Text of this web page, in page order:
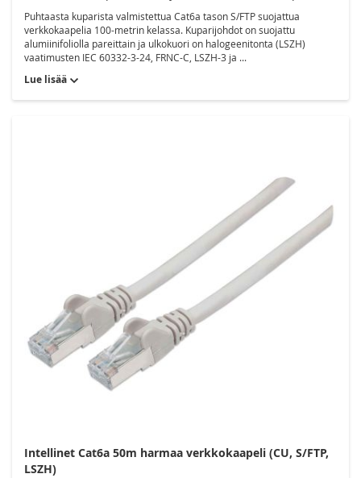
Puhtaasta kuparista valmistettua Cat6a tason S/FTP suojattua
verkkokaapelia 100-metrin kelassa. Kuparijohdot on suojattu
alumiinifoliolla pareittain ja ulkokuori on halogeenitonta (LSZH)
vaatimusten IEC 60332-3-24, FRNC-C, LSZH-3 ja ...
Lue lisää
Intellinet Cat6a 50m harmaa verkkokaapeli (CU, S/FTP,
LSZH)